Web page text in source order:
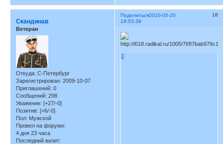
Поделиться 18
2010-05-20
19:53:39
Скандинав
Ветеран
Откуда: С-Петербург
Зарегистрирован: 2009-10-07
Приглашений: 0
Сообщений: 298
Уважение: [+27/-0]
Позитив: [+6/-0]
Пол: Мужской
Провел на форуме:
4 дня 23 часа
Последний визит:
0